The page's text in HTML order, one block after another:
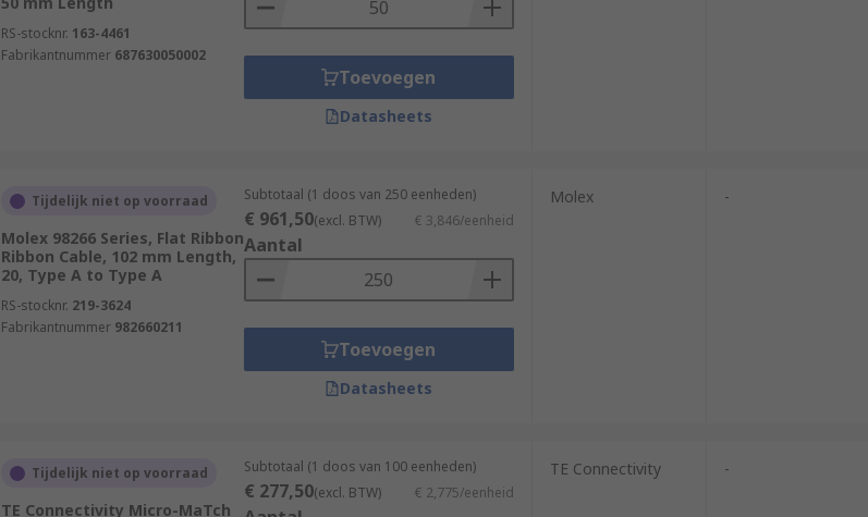
RS-stocknr. 163-4461
Fabrikantnummer 687630050002
Toevoegen
Datasheets
Tijdelijk niet op voorraad
Molex 98266 Series, Flat Ribbon
Ribbon Cable, 102 mm Length,
20, Type A to Type A
RS-stocknr. 219-3624
Fabrikantnummer 982660211
Subtotaal (1 doos van 250 eenheden)
€ 961,50(excl. BTW) € 3,846/eenheid
Aantal
Toevoegen
Datasheets
Molex -
Tijdelijk niet op voorraad
TE Connectivity Micro-MaTch
Subtotaal (1 doos van 100 eenheden)
€ 277,50(excl. BTW) € 2,775/eenheid
TE Connectivity -